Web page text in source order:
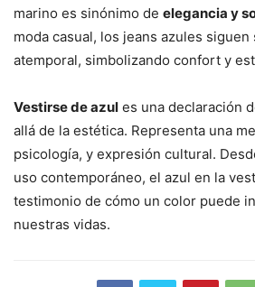
marino es sinónimo de elegancia y
moda casual, los jeans azules
atemporal, simbolizando confort y
Vestirse de azul es una declaración
allá de la estética. Representa una
psicología, y expresión cultural.
uso contemporáneo, el azul en la
testimonio de cómo un color puede
nuestras vidas.